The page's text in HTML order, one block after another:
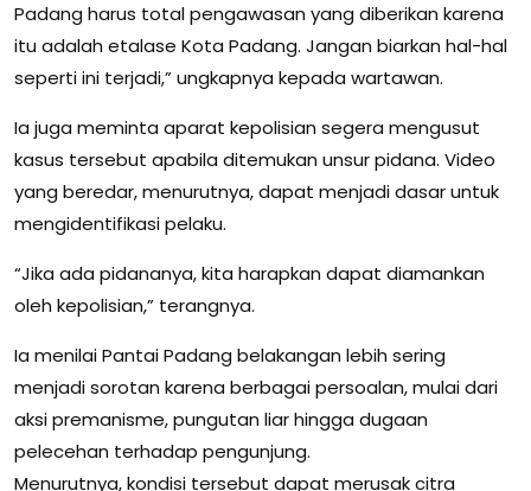
Padang harus total pengawasan yang diberikan karena
itu adalah etalase Kota Padang. Jangan biarkan hal-hal
seperti ini terjadi,” ungkapnya kepada wartawan.
Ia juga meminta aparat kepolisian segera mengusut
kasus tersebut apabila ditemukan unsur pidana. Video
yang beredar, menurutnya, dapat menjadi dasar untuk
mengidentifikasi pelaku.
“Jika ada pidananya, kita harapkan dapat diamankan
oleh kepolisian,” terangnya.
Ia menilai Pantai Padang belakangan lebih sering
menjadi sorotan karena berbagai persoalan, mulai dari
aksi premanisme, pungutan liar hingga dugaan
pelecehan terhadap pengunjung.
Menurutnya, kondisi tersebut dapat merusak citra